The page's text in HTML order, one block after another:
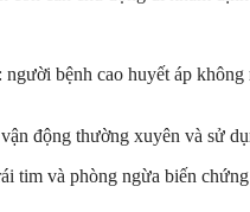
bệnh cao huyết áp
động thường xuyên và sử
tim và phòng ngừa biến